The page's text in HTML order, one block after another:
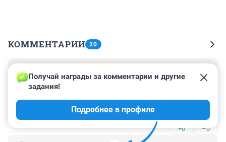
КОММЕНТАРИИ 20
12 октября 2021, 05:48
А не ходят к врачам, потому что они не лечат, а
опустошают и без того тощий кошелек, навязывая
непонятно для чего нужные анализы именно а этой
клинике и дорогостоящие препараты(нужные ли?).
+0 –0
Получай награды за комментарии и другие
задания!
Подробнее в профиле